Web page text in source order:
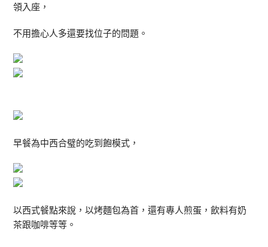
領入座，
不用擔心人多還要找位子的問題。
早餐為中西合璧的吃到飽模式，
以西式餐點來說，以烤麵包為首，還有專人煎蛋，飲料有奶
茶跟咖啡等等。